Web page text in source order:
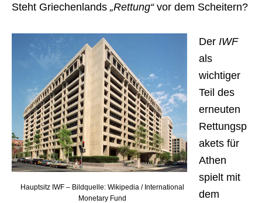
Steht Griechenlands „Rettung“vor dem Scheitern?
Hauptsitz IWF – Bildquelle: Wikipedia / International
Monetary Fund
Der IWF
als
wichtiger
Teil des
erneuten
Rettungsp
akets für
Athen
spielt mit
dem